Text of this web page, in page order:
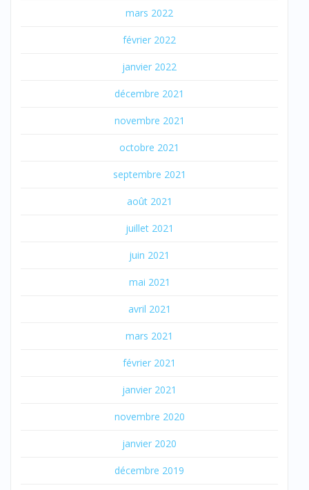
mars 2022
février 2022
janvier 2022
décembre 2021
novembre 2021
octobre 2021
septembre 2021
août 2021
juillet 2021
juin 2021
mai 2021
avril 2021
mars 2021
février 2021
janvier 2021
novembre 2020
janvier 2020
décembre 2019